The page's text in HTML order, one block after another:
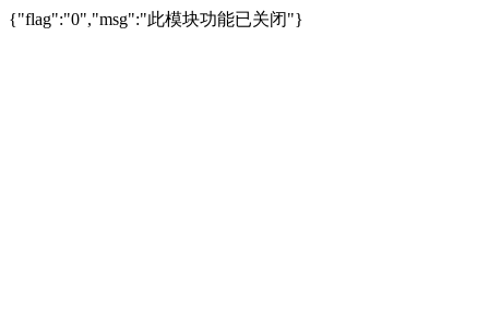
{"flag":"0","msg":"此模块功能已关闭"}